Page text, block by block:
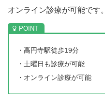
オンライン診療が可能です。
・高円寺駅徒歩19分
・土曜日も診療が可能
・オンライン診療が可能